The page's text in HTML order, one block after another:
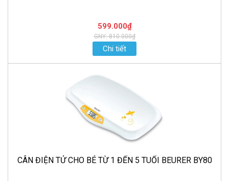
599.000₫
GNY: 810.000₫
Chi tiết
CÂN ĐIỆN TỬ CHO BÉ TỪ 1 ĐẾN 5 TUỔI BEURER BY80